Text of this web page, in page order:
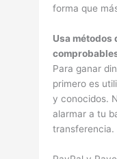
forma que
Usa métodos
Para ganar
primero es
y conocidos.
alarmar a tu
transferencia.